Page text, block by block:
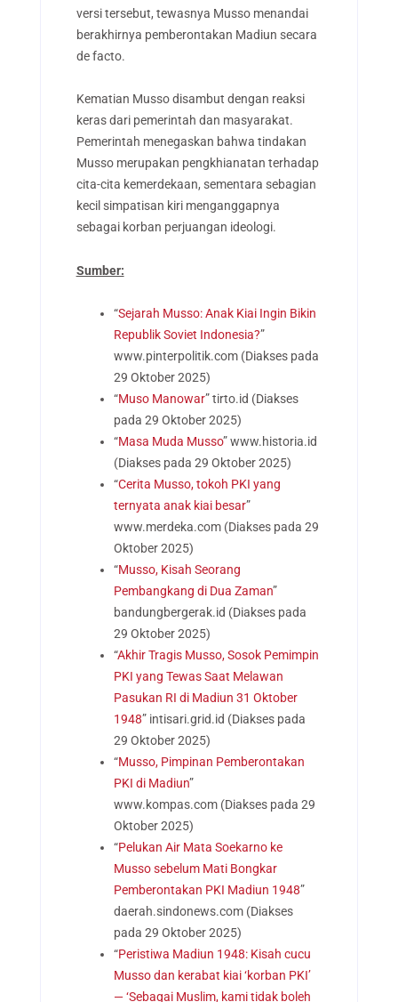
versi tersebut, tewasnya Musso menandai
berakhirnya pemberontakan Madiun secara
de facto.
Kematian Musso disambut dengan reaksi
keras dari pemerintah dan masyarakat.
Pemerintah menegaskan bahwa tindakan
Musso merupakan pengkhianatan terhadap
cita-cita kemerdekaan, sementara sebagian
kecil simpatisan kiri menganggapnya
sebagai korban perjuangan ideologi.
Sumber:
“Sejarah Musso: Anak Kiai Ingin Bikin
Republik Soviet Indonesia?”
www.pinterpolitik.com (Diakses pada
29 Oktober 2025)
“Muso Manowar” tirto.id (Diakses
pada 29 Oktober 2025)
“Masa Muda Musso”www.historia.id
(Diakses pada 29 Oktober 2025)
“Cerita Musso, tokoh PKI yang
ternyata anak kiai besar”
www.merdeka.com (Diakses pada 29
Oktober 2025)
“Musso, Kisah Seorang
Pembangkang di Dua Zaman”
bandungbergerak.id (Diakses pada
29 Oktober 2025)
“Akhir Tragis Musso, Sosok Pemimpin
PKI yang Tewas Saat Melawan
Pasukan RI di Madiun 31 Oktober
1948” intisari.grid.id (Diakses pada
29 Oktober 2025)
“Musso, Pimpinan Pemberontakan
PKI di Madiun”
www.kompas.com (Diakses pada 29
Oktober 2025)
“Pelukan Air Mata Soekarno ke
Musso sebelum Mati Bongkar
Pemberontakan PKI Madiun 1948”
daerah.sindonews.com (Diakses
pada 29 Oktober 2025)
“Peristiwa Madiun 1948: Kisah cucu
Musso dan kerabat kiai ‘korban PKI’
— ‘Sebagai Muslim, kami tidak boleh